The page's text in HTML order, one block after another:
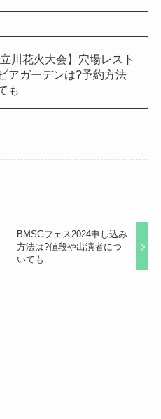
立川花火大会】穴場レスト
アガーデンは?予約方法
も
BMSGフェス2024申し込み
方法は?値段や出演者につ
いても